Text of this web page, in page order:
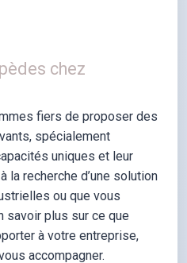
chez
fiers de proposer des
spécialement
uniques et leur
la recherche d’une solution
ou que vous
savoir plus sur ce que
à votre entreprise,
accompagner.